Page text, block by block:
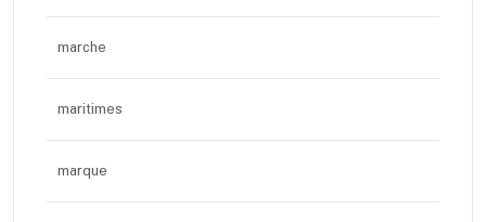
marche
maritimes
marque